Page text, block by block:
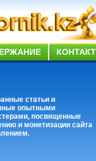
статьи и
опытными
посвященные
и монетизации сайта